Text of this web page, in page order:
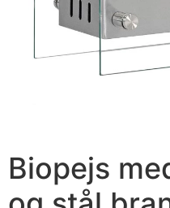
Biopejs